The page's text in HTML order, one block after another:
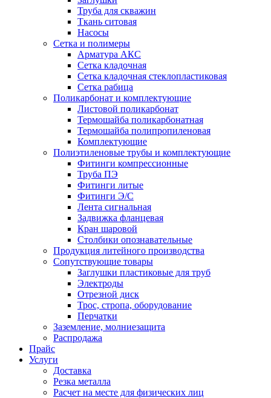
Труба для скважин
Ткань ситовая
Насосы
Сетка и полимеры
Арматура АКС
Сетка кладочная
Сетка кладочная стеклопластиковая
Сетка рабица
Поликарбонат и комплектующие
Листовой поликарбонат
Термошайба поликарбонатная
Термошайба полипропиленовая
Комплектующие
Полиэтиленовые трубы и комплектующие
Фитинги компрессионные
Труба ПЭ
Фитинги литые
Фитинги Э/С
Лента сигнальная
Задвижка фланцевая
Кран шаровой
Столбики опознавательные
Продукция литейного производства
Сопутствующие товары
Заглушки пластиковые для труб
Электроды
Отрезной диск
Трос, стропа, оборудование
Перчатки
Заземление, молниезащита
Распродажа
Прайс
Услуги
Доставка
Резка металла
Расчет на месте для физических лиц